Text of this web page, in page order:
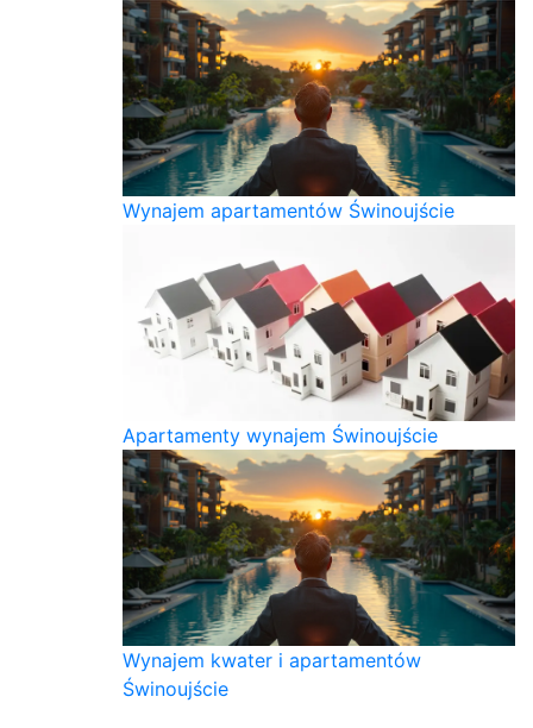
Wynajem apartamentów Świnoujście
Apartamenty wynajem Świnoujście
Wynajem kwater i apartamentów
Świnoujście